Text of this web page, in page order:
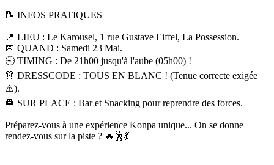
​📝 INFOS PRATIQUES
​📍 LIEU : Le Karousel, 1 rue Gustave Eiffel, La Possession.
​📅 QUAND : Samedi 23 Mai.
​🕘 TIMING : De 21h00 jusqu'à l'aube (05h00) !
​👗 DRESSCODE : TOUS EN BLANC ! (Tenue correcte exigée
⚠️).
​🍔 SUR PLACE : Bar et Snacking pour reprendre des forces.
​Préparez-vous à une expérience Konpa unique... On se donne
rendez-vous sur la piste ? 🔥🕺💃